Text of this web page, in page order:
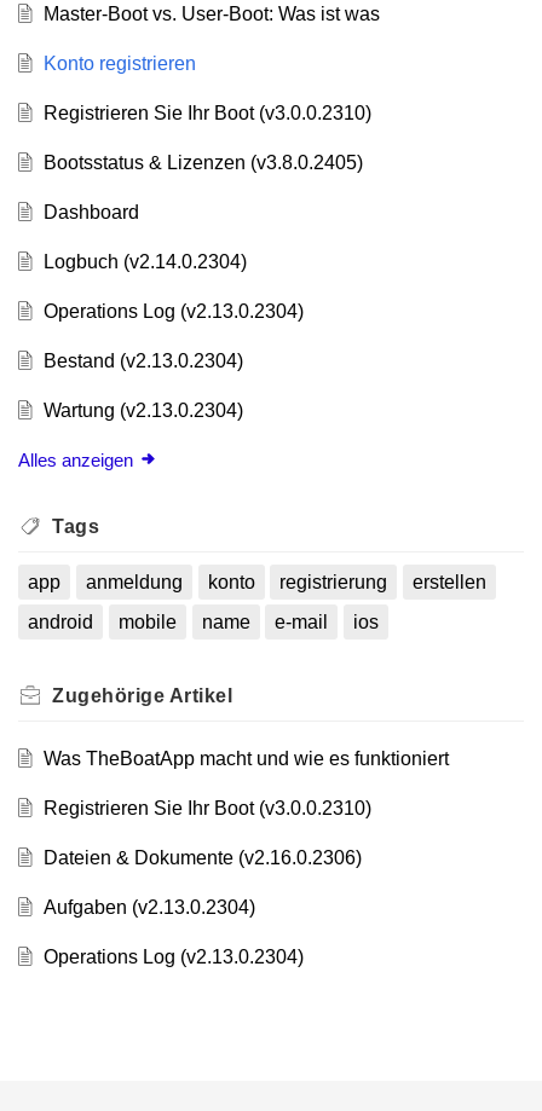
Master-Boot vs. User-Boot: Was ist was
Konto registrieren
Registrieren Sie Ihr Boot (v3.0.0.2310)
Bootsstatus & Lizenzen (v3.8.0.2405)
Dashboard
Logbuch (v2.14.0.2304)
Operations Log (v2.13.0.2304)
Bestand (v2.13.0.2304)
Wartung (v2.13.0.2304)
Alles anzeigen
Tags
app anmeldung konto registrierung
erstellen
android
mobile name e-mail ios
Zugehörige Artikel
Was TheBoatApp macht und wie es funktioniert
Registrieren Sie Ihr Boot (v3.0.0.2310)
Dateien & Dokumente (v2.16.0.2306)
Aufgaben (v2.13.0.2304)
Operations Log (v2.13.0.2304)